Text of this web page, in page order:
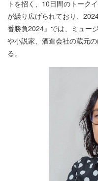
トを招く、10日間のトーク
が繰り広げられており、
番勝負2024』では、ミュー
や小説家、酒造会社の蔵元
る。